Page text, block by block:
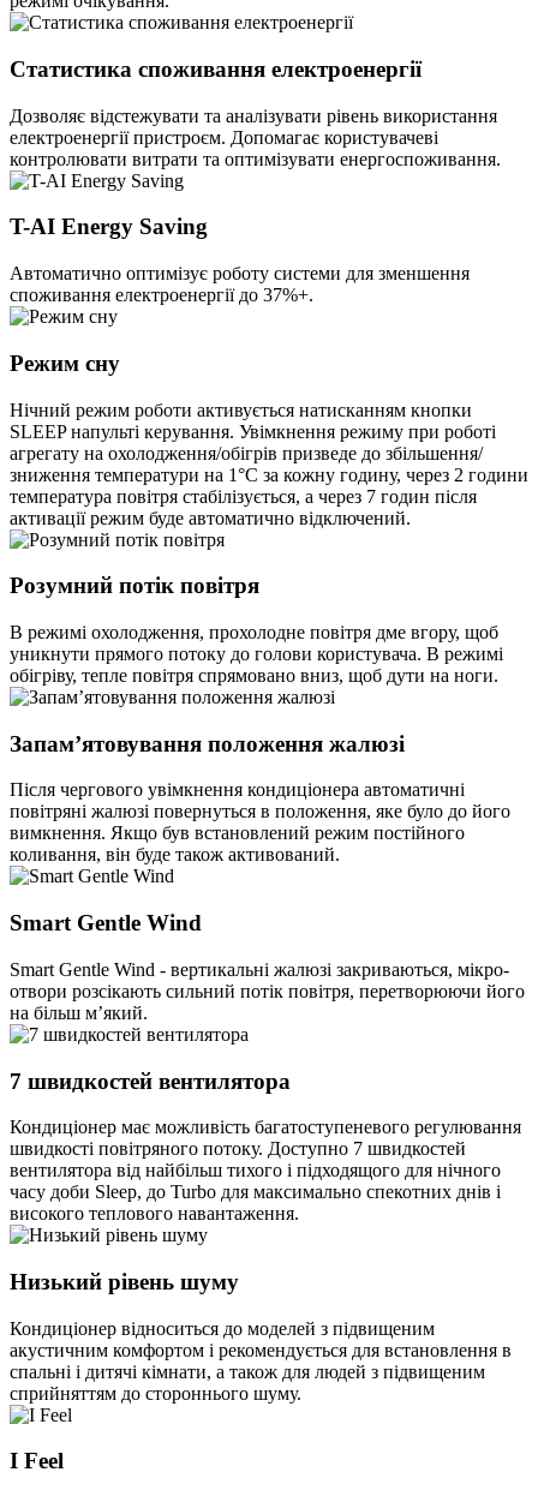
Статистика споживання електроенергії
Дозволяє відстежувати та аналізувати рівень використання
електроенергії пристроєм. Допомагає користувачеві
контролювати витрати та оптимізувати енергоспоживання.
T-AI Energy Saving
Автоматично оптимізує роботу системи для зменшення
споживання електроенергії до 37%+.
Режим сну
Нічний режим роботи активується натисканням кнопки
SLEEP напульті керування. Увімкнення режиму при роботі
агрегату на охолодження/обігрів призведе до збільшення/
зниження температури на 1°С за кожну годину, через 2 години
температура повітря стабілізується, а через 7 годин після
активації режим буде автоматично відключений.
Розумний потік повітря
В режимі охолодження, прохолодне повітря дме вгору, щоб
уникнути прямого потоку до голови користувача. В режимі
обігріву, тепле повітря спрямовано вниз, щоб дути на ноги.
Запам’ятовування положення жалюзі
Після чергового увімкнення кондиціонера автоматичні
повітряні жалюзі повернуться в положення, яке було до його
вимкнення. Якщо був встановлений режим постійного
коливання, він буде також активований.
Smart Gentle Wind
Smart Gentle Wind - вертикальні жалюзі закриваються, мікро-
отвори розсікають сильний потік повітря, перетворюючи його
на більш м’який.
7 швидкостей вентилятора
Кондиціонер має можливість багатоступеневого регулювання
швидкості повітряного потоку. Доступно 7 швидкостей
вентилятора від найбільш тихого і підходящого для нічного
часу доби Sleep, до Turbo для максимально спекотних днів і
високого теплового навантаження.
Низький рівень шуму
Кондиціонер відноситься до моделей з підвищеним
акустичним комфортом і рекомендується для встановлення в
спальні і дитячі кімнати, а також для людей з підвищеним
сприйняттям до стороннього шуму.
I Feel